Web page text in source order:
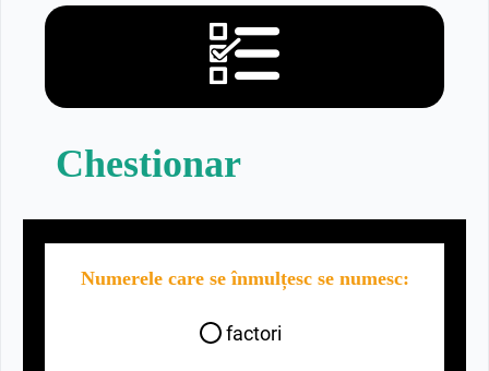
Chestionar
Numerele care se înmulțesc se numesc:
factori